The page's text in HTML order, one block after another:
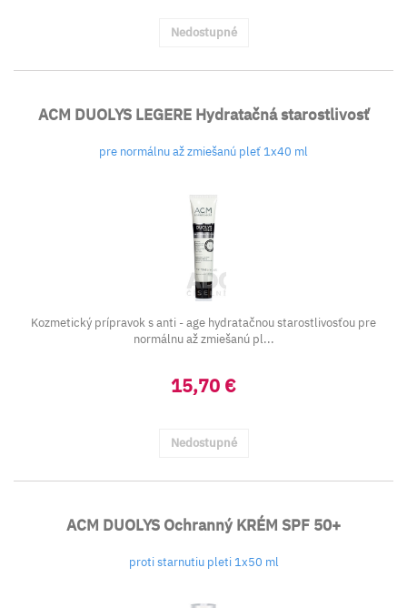
Nedostupné
ACM DUOLYS LEGERE Hydratačná starostlivosť
pre normálnu až zmiešanú pleť 1x40 ml
Kozmetický prípravok s anti - age hydratačnou starostlivosťou pre
normálnu až zmiešanú pl...
15,70 €
Nedostupné
ACM DUOLYS Ochranný KRÉM SPF 50+
proti starnutiu pleti 1x50 ml